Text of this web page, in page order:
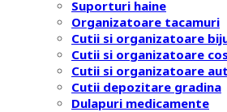
Suporturi haine
Organizatoare tacamuri
Cutii si organizatoare
Cutii si organizatoare
Cutii si organizatoare
Cutii depozitare gradina
Dulapuri medicamente